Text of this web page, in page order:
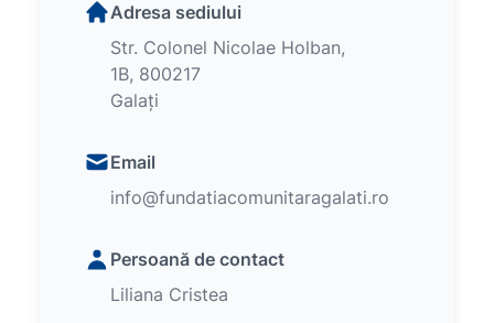
Adresa sediului
Str. Colonel Nicolae Holban,
1B, 800217
Galați
Email
info@fundatiacomunitaragalati.ro
Persoană de contact
Liliana Cristea